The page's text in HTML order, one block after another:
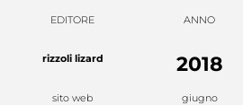
EDITORE
rizzoli lizard
sito web
ANNO
2018
giugno